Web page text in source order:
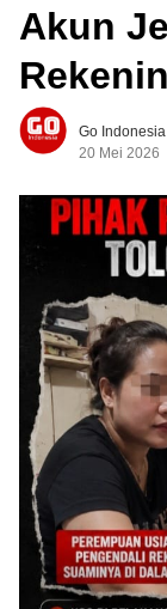
Akun
Go Indonesia
20 Mei 2026